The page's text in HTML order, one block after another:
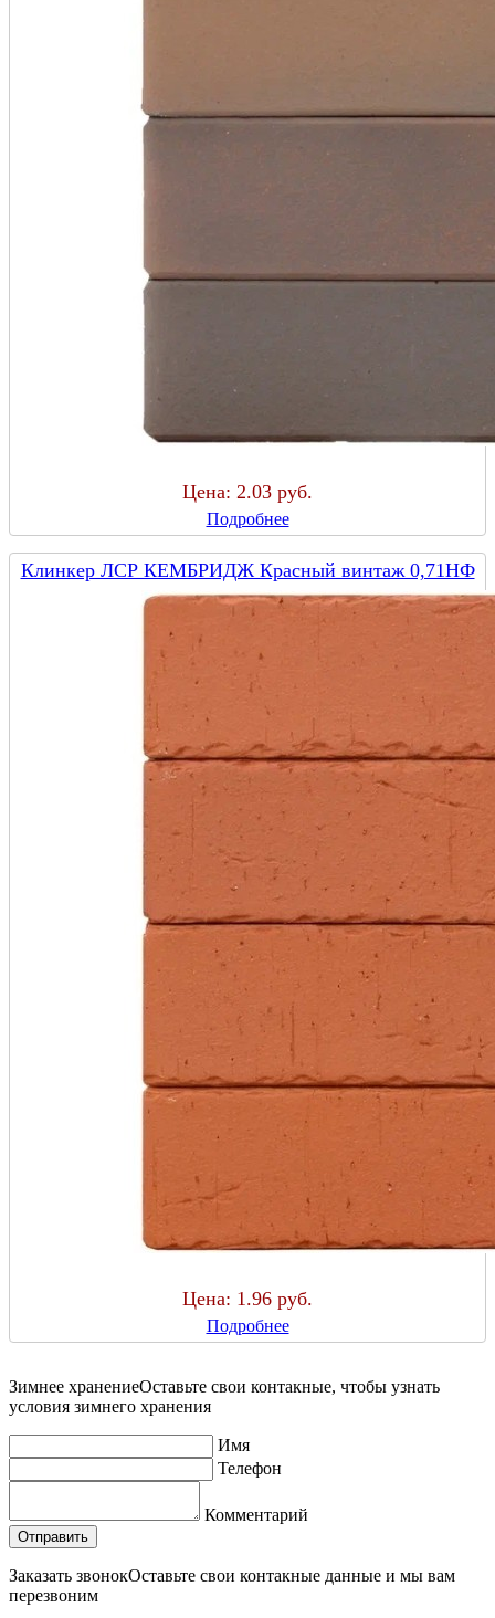
Цена: 2.03 руб.
Подробнее
Клинкер ЛСР КЕМБРИДЖ Красный винтаж 0,71НФ
Цена: 1.96 руб.
Подробнее
Зимнее хранениеОставьте свои контакные, чтобы узнать
условия зимнего хранения
Имя
Телефон
Комментарий
Заказать звонокОставьте свои контакные данные и мы вам
перезвоним